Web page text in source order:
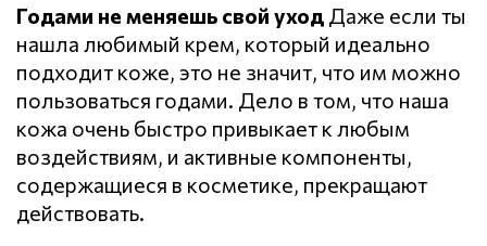
Годами не меняешь свой уход Даже если ты
нашла любимый крем, который идеально
подходит коже, это не значит, что им можно
пользоваться годами. Дело в том, что наша
кожа очень быстро привыкает к любым
воздействиям, и активные компоненты,
содержащиеся в косметике, прекращают
действовать.